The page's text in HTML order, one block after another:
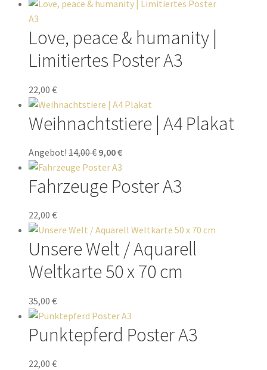
Love, peace & humanity |
Limitiertes Poster A3
22,00 €
Weihnachtstiere | A4 Plakat
Angebot! 14,00€ 9,00€
Fahrzeuge Poster A3
22,00 €
Unsere Welt / Aquarell
Weltkarte 50 x 70 cm
35,00 €
Punktepferd Poster A3
22,00 €